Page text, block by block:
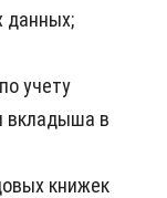
данных;
учету
вкладыша в
книжек